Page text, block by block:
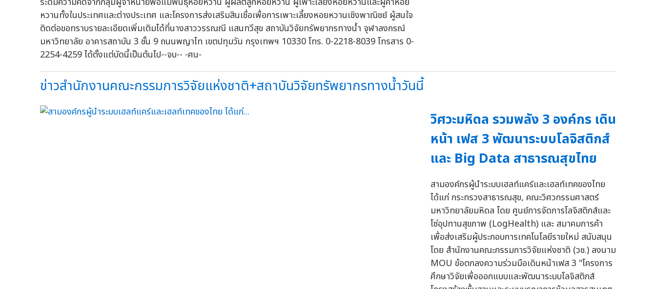
หวานทั้งในประเทศและต่างประเทศ และโครงการส่งเสริมสินเชื่อเพื่อการเพาะเลี้ยงหอยหวานเชิงพาณิชย์ ผู้สนใจ
ติดต่อขอทราบรายละเอียดเพิ่มเติมได้ที่นางสาววรรณณี แสนทวีสุข สถาบันวิจัยทรัพยากรทางน้ำ จุฬาลงกรณ์
มหาวิทยาลัย อาคารสถาบัน 3 ชั้น 9 ถนนพญาไท เขตปทุมวัน กรุงเทพฯ 10330 โทร. 0-2218-8039 โทรสาร 0-
2254-4259 ได้ตั้งแต่บัดนี้เป็นต้นไป--จบ-- -ศน-
ข่าวสำนักงานคณะกรรมการวิจัยแห่งชาติ+สถาบันวิจัยทรัพยากรทางน้ำวันนี้
วิศวะมหิดล รวมพลัง 3 องค์กร เดิน
หน้า เฟส 3 พัฒนาระบบโลจิสติกส์
และ Big Data สาธารณสุขไทย
สามองค์กรผู้นำระบบเฮลท์แคร์และเฮลท์เทคของไทย
ได้แก่ กระทรวงสาธารณสุข, คณะวิศวกรรมศาสตร์
มหาวิทยาลัยมหิดล โดย ศูนย์การจัดการโลจิสติกส์และ
โซ่อุปทานสุขภาพ (LogHealth) และ สมาคมการค้า
เพื่อส่งเสริมผู้ประกอบการเทคโนโลยีรายใหม่ สนับสนุน
โดย สำนักงานคณะกรรมการวิจัยแห่งชาติ (วช.) ลงนาม
MOU ข้อตกลงความร่วมมือเดินหน้าเฟส 3 "โครงการ
ศึกษาวิจัยเพื่อออกแบบและพัฒนาระบบโลจิสติกส์